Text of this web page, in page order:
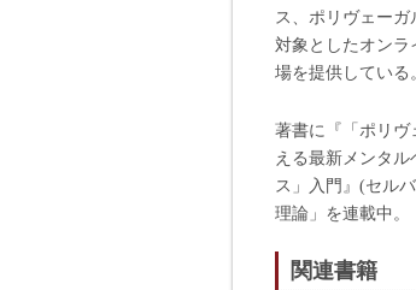
ス、ポリヴェーガ
対象としたオンラ
場を提供している
著書に『「ポリヴ
える最新メンタ
ス」入門』(セル
理論」を連載中。
関連書籍